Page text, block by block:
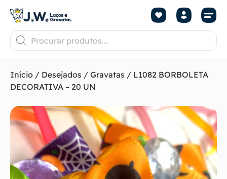
Início / Desejados / Gravatas / L1082 BORBOLETA
DECORATIVA – 20 UN